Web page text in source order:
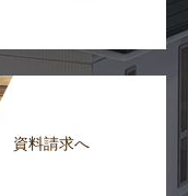
資料請求へ